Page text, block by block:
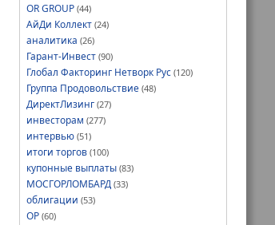
OR GROUP (44)
АйДи Коллект (24)
аналитика (26)
Гарант-Инвест (90)
Глобал Факторинг Нетворк Рус (120)
Группа Продовольствие (48)
ДиректЛизинг (27)
инвесторам (277)
интервью (51)
итоги торгов (100)
купонные выплаты (83)
МОСГОРЛОМБАРД (33)
облигации (53)
ОР (60)